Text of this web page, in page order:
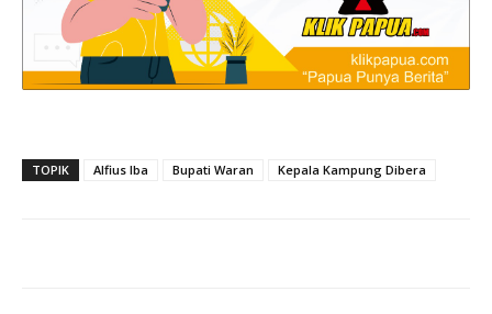
TOPIK Alfius Iba Bupati Waran Kepala Kampung Dibera